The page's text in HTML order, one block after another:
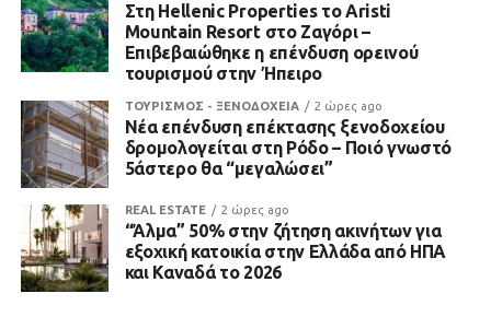
Στη Hellenic Properties το Aristi
Mountain Resort στο Ζαγόρι –
Επιβεβαιώθηκε η επένδυση ορεινού
τουρισμού στην Ήπειρο
ΤΟΥΡΙΣΜΟΣ - ΞΕΝΟΔΟΧΕΙΑ 2 ώρες ago
Νέα επένδυση επέκτασης ξενοδοχείου
δρομολογείται στη Ρόδο – Ποιό γνωστό
5άστερο θα “μεγαλώσει”
REAL ESTATE 2 ώρες ago
“Άλμα” 50% στην ζήτηση ακινήτων για
εξοχική κατοικία στην Ελλάδα από ΗΠΑ
και Καναδά το 2026